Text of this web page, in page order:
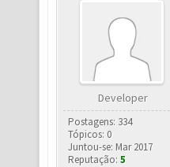
Developer
Postagens: 334
Tópicos: 0
Juntou-se: Mar 2017
Reputação:5